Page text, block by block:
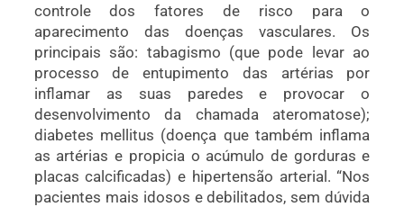
controle dos fatores de risco para o
aparecimento das doenças vasculares. Os
principais são: tabagismo (que pode levar ao
processo de entupimento das artérias por
inflamar as suas paredes e provocar o
desenvolvimento da chamada ateromatose);
diabetes mellitus (doença que também inflama
as artérias e propicia o acúmulo de gorduras e
placas calcificadas) e hipertensão arterial. “Nos
pacientes mais idosos e debilitados, sem dúvida